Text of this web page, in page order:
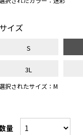
サイズ
S
3L
択されたサイズ：M
量